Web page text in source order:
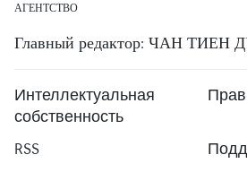
АГЕНТСТВО
Главный редактор: ЧАН ТИЕН
Интеллектуальная
собственность
RSS